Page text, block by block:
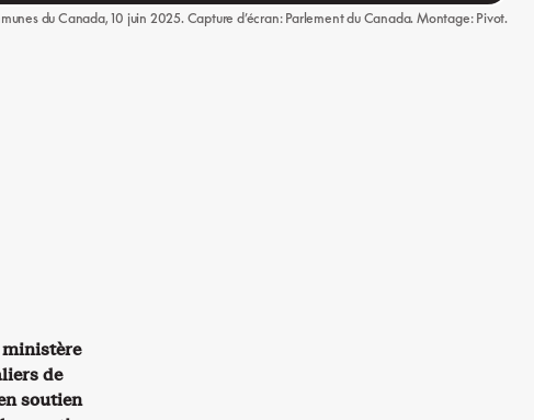
du Canada, 10 juin 2025. Capture d’écran: Parlement du Canada. Montage: Pivot.
ministère
de
soutien